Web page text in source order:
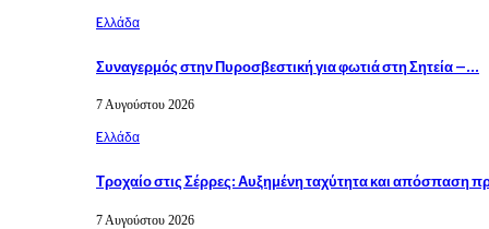
Eλλάδα
Συναγερμός στην Πυροσβεστική για φωτιά στη Σητεία –…
7 Αυγούστου 2026
Eλλάδα
Τροχαίο στις Σέρρες: Αυξημένη ταχύτητα και απόσπαση
7 Αυγούστου 2026